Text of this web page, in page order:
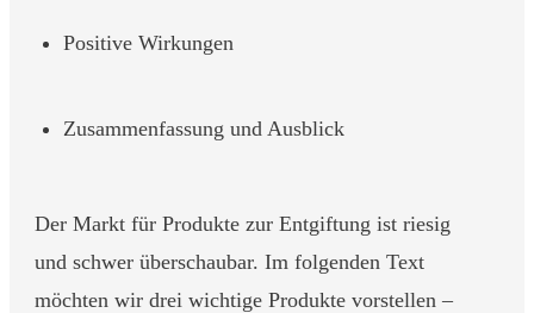
Positive Wirkungen
Zusammenfassung und Ausblick
Der Markt für Produkte zur Entgiftung ist riesig
und schwer überschaubar. Im folgenden Text
möchten wir drei wichtige Produkte vorstellen –